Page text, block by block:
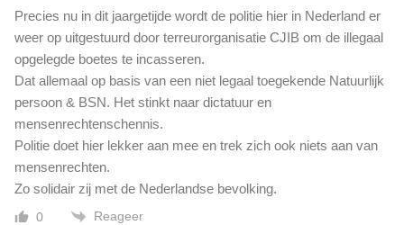
Precies nu in dit jaargetijde wordt de politie hier in Nederland er
weer op uitgestuurd door terreurorganisatie CJIB om de illegaal
opgelegde boetes te incasseren.
Dat allemaal op basis van een niet legaal toegekende Natuurlijk
persoon & BSN. Het stinkt naar dictatuur en
mensenrechtenschennis.
Politie doet hier lekker aan mee en trek zich ook niets aan van
mensenrechten.
Zo solidair zij met de Nederlandse bevolking.
0 Reageer